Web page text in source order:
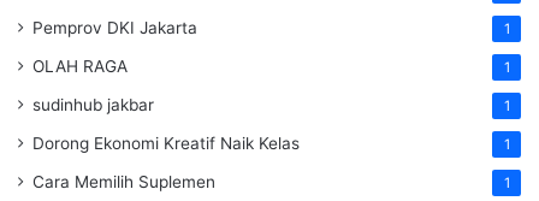
Pemprov DKI Jakarta 1
OLAH RAGA 1
sudinhub jakbar 1
Dorong Ekonomi Kreatif Naik Kelas 1
Cara Memilih Suplemen 1